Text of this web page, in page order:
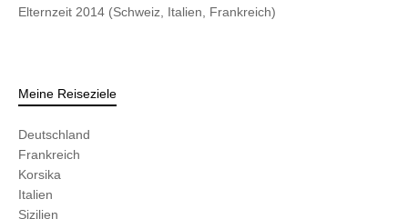
Elternzeit 2014 (Schweiz, Italien, Frankreich)
Meine Reiseziele
Deutschland
Frankreich
Korsika
Italien
Sizilien